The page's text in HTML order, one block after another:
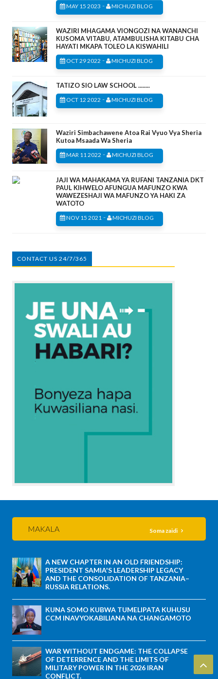
MAY 15 2023 - MICHUZI BLOG
WAZIRI MHAGAMA VIONGOZI NA WANANCHI
KUSOMA VITABU, ATAMBULISHA KITABU CHA
HAYATI MKAPA TOLEO LA KISWAHILI
OCT 29 2022 - MICHUZI BLOG
TATIZO SIO LAW SCHOOL ........
OCT 12 2022 - MICHUZI BLOG
Waziri Simbachawene Atoa Rai Vyuo Vya Sheria
Kutoa Msaada Wa Sheria
MAR 11 2022 - MICHUZI BLOG
JAJI WA MAHAKAMA YA RUFANI TANZANIA DKT
PAUL KIHWELO AFUNGUA MAFUNZO KWA
WAWEZESHAJI WA MAFUNZO YA HAKI ZA
WATOTO
NOV 15 2021 - MICHUZI BLOG
CONTACT US 24/7/365
MAKALA Soma zaidi
A NEW CHAPTER IN AN OLD FRIENDSHIP:
PRESIDENT SAMIA'S LEADERSHIP LEGACY
AND THE CONSOLIDATION OF TANZANIA–
RUSSIA RELATIONS.
KUNA SOMO KUBWA TUMELIPATA KUHUSU
CCM INAVYOKABILIANA NA CHANGAMOTO
WAR WITHOUT ENDGAME: THE COLLAPSE
OF DETERRENCE AND THE LIMITS OF
MILITARY POWER IN THE 2026 IRAN
CONFLICT.